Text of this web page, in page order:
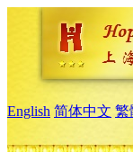
English 简体中文 繁